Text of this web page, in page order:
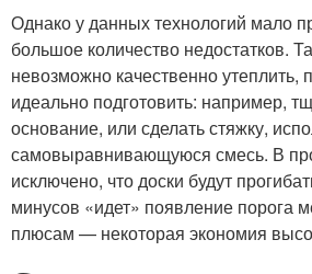
Однако у данных технологий мало
большое количество недостатков.
невозможно качественно утеплить,
идеально подготовить: например,
основание, или сделать стяжку,
самовыравнивающуюся смесь. В
исключено, что доски будут
минусов «идет» появление порога
плюсам — некоторая экономия